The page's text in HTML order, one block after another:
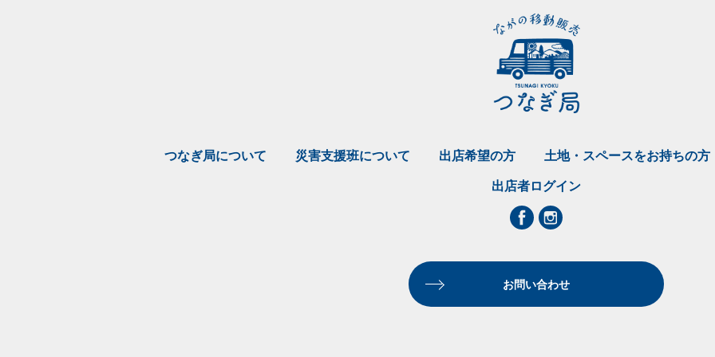
つなぎ局について 災害支援班について 出店希望の方 土地・スペースをお持ちの方
出店者ログイン
お問い合わせ